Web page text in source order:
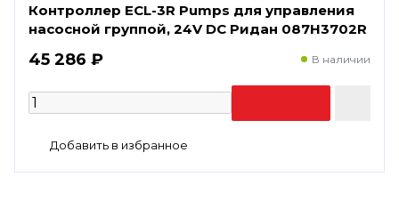
Контроллер ECL-3R Pumps для управления
насосной группой, 24V DC Ридан 087H3702R
45 286 ₽ В наличии